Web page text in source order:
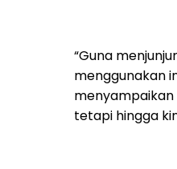
“Guna
menggunakan
tetapi hingga